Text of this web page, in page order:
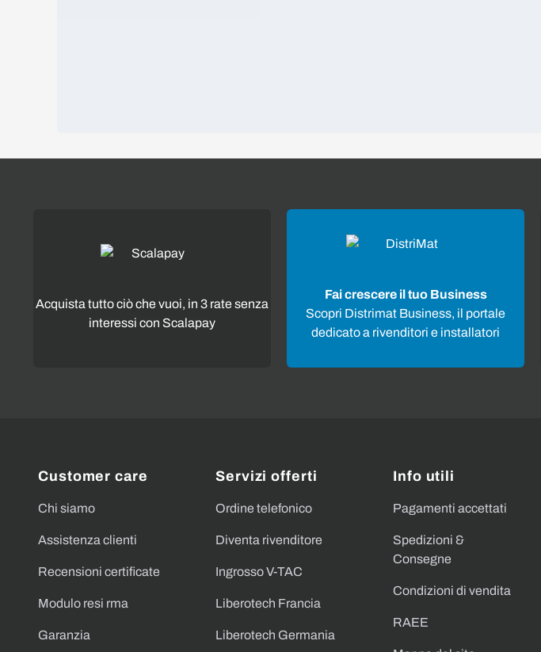
Acquista tutto ciò che vuoi, in 3 rate senza
interessi con Scalapay
Fai crescere il tuo Business
Scopri Distrimat Business, il portale
dedicato a rivenditori e installatori
Customer care
Chi siamo
Assistenza clienti
Recensioni certificate
Modulo resi rma
Garanzia
Servizi offerti
Ordine telefonico
Diventa rivenditore
Ingrosso V-TAC
Liberotech Francia
Liberotech Germania
Info utili
Pagamenti accettati
Spedizioni &
Consegne
Condizioni di vendita
RAEE